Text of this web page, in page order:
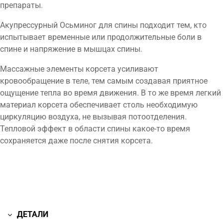
препараты.
Акупрессурный Осьминог для спины подходит тем, кто
испытывает временные или продолжительные боли в
спине и напряжение в мышцах спины.
Массажные элементы корсета усиливают
кровообращение в теле, тем самым создавая приятное
ощущение тепла во время движения. В то же время легкий
материал корсета обеспечивает столь необходимую
циркуляцию воздуха, не вызывая потоотделения.
Тепловой эффект в области спины какое-то время
сохраняется даже после снятия корсета.
ДЕТАЛИ